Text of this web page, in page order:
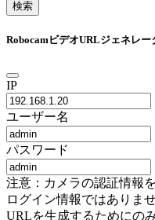
検索
RobocamビデオURLジェネレー
IP
ユーザー名
パスワード
注意：カメラの認証情報
ログイン情報ではありま
URLを生成するためにの